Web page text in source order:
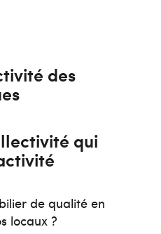
des
qui
de qualité en
locaux ?